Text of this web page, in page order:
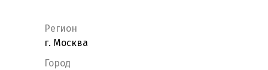
Регион
г. Москва
Город